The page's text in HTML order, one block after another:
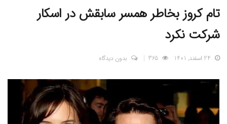
تام کروز بخاطر همسر سابقش در اسکار
شرکت نکرد
24 اسفند, 1401 365 بدون دیدگاه